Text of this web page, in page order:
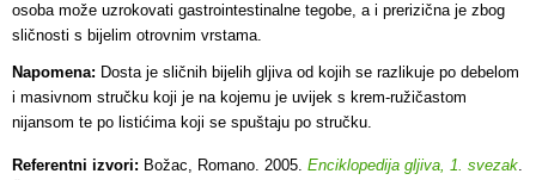
osoba može uzrokovati gastrointestinalne tegobe, a i prerizična je zbog
sličnosti s bijelim otrovnim vrstama.
Napomena: Dosta je sličnih bijelih gljiva od kojih se razlikuje po debelom
i masivnom stručku koji je na kojemu je uvijek s krem-ružičastom
nijansom te po listićima koji se spuštaju po stručku.
Referentni izvori: Božac, Romano. 2005. Enciklopedija gljiva, 1. svezak.